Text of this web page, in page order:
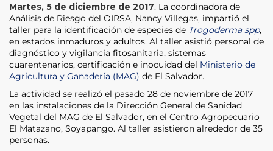
Martes, 5 de diciembre de 2017. La coordinadora de
Análisis de Riesgo del OIRSA, Nancy Villegas, impartió el
taller para la identificación de especies de Trogoderma spp,
en estados inmaduros y adultos. Al taller asistió personal de
diagnóstico y vigilancia fitosanitaria, sistemas
cuarentenarios, certificación e inocuidad del Ministerio de
Agricultura y Ganadería (MAG) de El Salvador.
La actividad se realizó el pasado 28 de noviembre de 2017
en las instalaciones de la Dirección General de Sanidad
Vegetal del MAG de El Salvador, en el Centro Agropecuario
El Matazano, Soyapango. Al taller asistieron alrededor de 35
personas.